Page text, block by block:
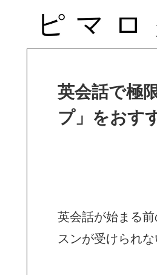
英会話で極
プ」をおす
英会話が始まる
スンが受けられ